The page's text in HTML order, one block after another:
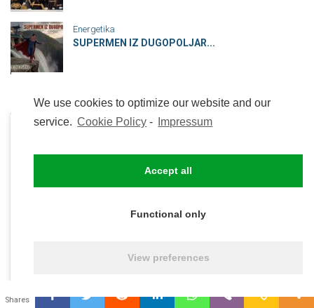
We use cookies to optimize our website and our
service. Cookie Policy - Impressum
Accept all
Functional only
View preferences
Shares
Energetika
SUPERMEN IZ DUGOPOLJAR...
cookies and enable this